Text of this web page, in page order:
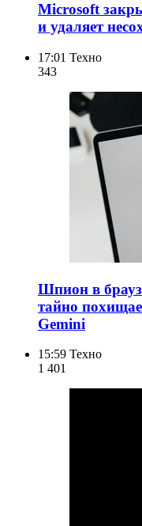
Microsoft
и удаляет
17:01 Техно
343
Шпион в
тайно
Gemini
15:59 Техно
1 401